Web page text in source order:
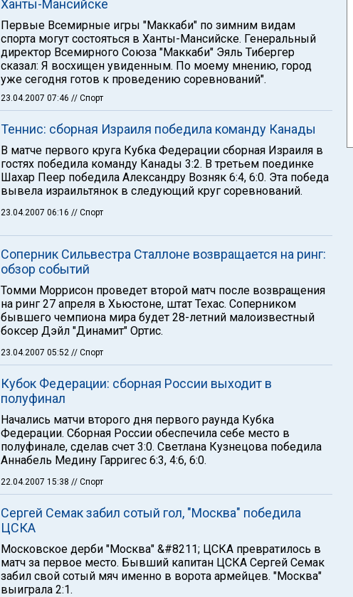
Ханты-Мансийске
Первые Всемирные игры "Маккаби" по зимним видам
спорта могут состояться в Ханты-Мансийске. Генеральный
директор Всемирного Союза "Маккаби" Эяль Тибергер
сказал: Я восхищен увиденным. По моему мнению, город
уже сегодня готов к проведению соревнований".
23.04.2007 07:46 // Спорт
Теннис: сборная Израиля победила команду Канады
В матче первого круга Кубка Федерации сборная Израиля в
гостях победила команду Канады 3:2. В третьем поединке
Шахар Пеер победила Александру Возняк 6:4, 6:0. Эта победа
вывела израильтянок в следующий круг соревнований.
23.04.2007 06:16 // Спорт
Соперник Сильвестра Сталлоне возвращается на ринг:
обзор событий
Томми Моррисон проведет второй матч после возвращения
на ринг 27 апреля в Хьюстоне, штат Техас. Соперником
бывшего чемпиона мира будет 28-летний малоизвестный
боксер Дэйл "Динамит" Ортис.
23.04.2007 05:52 // Спорт
Кубок Федерации: сборная России выходит в
полуфинал
Начались матчи второго дня первого раунда Кубка
Федерации. Сборная России обеспечила себе место в
полуфинале, сделав счет 3:0. Светлана Кузнецова победила
Аннабель Медину Гарригес 6:3, 4:6, 6:0.
22.04.2007 15:38 // Спорт
Сергей Семак забил сотый гол, "Москва" победила
ЦСКА
Московское дерби "Москва" &#8211; ЦСКА превратилось в
матч за первое место. Бывший капитан ЦСКА Сергей Семак
забил свой сотый мяч именно в ворота армейцев. "Москва"
выиграла 2:1.